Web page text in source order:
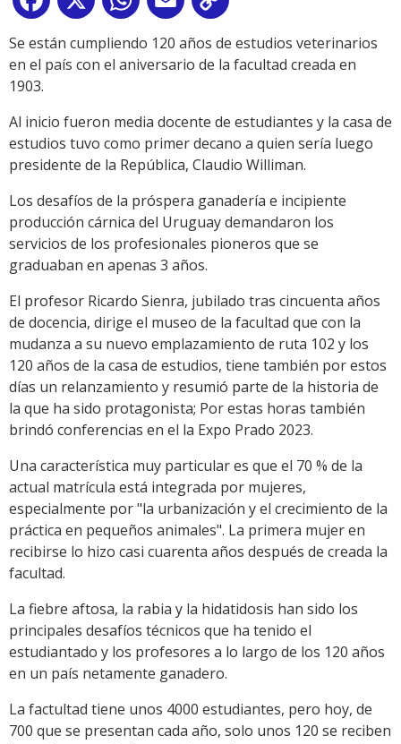
Link
Se están cumpliendo 120 años de estudios veterinarios
en el país con el aniversario de la facultad creada en
1903.
Al inicio fueron media docente de estudiantes y la casa de
estudios tuvo como primer decano a quien sería luego
presidente de la República, Claudio Williman.
Los desafíos de la próspera ganadería e incipiente
producción cárnica del Uruguay demandaron los
servicios de los profesionales pioneros que se
graduaban en apenas 3 años.
El profesor Ricardo Sienra, jubilado tras cincuenta años
de docencia, dirige el museo de la facultad que con la
mudanza a su nuevo emplazamiento de ruta 102 y los
120 años de la casa de estudios, tiene también por estos
días un relanzamiento y resumió parte de la historia de
la que ha sido protagonista; Por estas horas también
brindó conferencias en el la Expo Prado 2023.
Una característica muy particular es que el 70 % de la
actual matrícula está integrada por mujeres,
especialmente por "la urbanización y el crecimiento de la
práctica en pequeños animales". La primera mujer en
recibirse lo hizo casi cuarenta años después de creada la
facultad.
La fiebre aftosa, la rabia y la hidatidosis han sido los
principales desafíos técnicos que ha tenido el
estudiantado y los profesores a lo largo de los 120 años
en un país netamente ganadero.
La factultad tiene unos 4000 estudiantes, pero hoy, de
700 que se presentan cada año, solo unos 120 se reciben